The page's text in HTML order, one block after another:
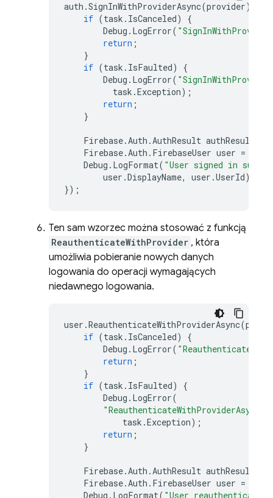
auth .SignInWithProviderAsync(provider).
if (task . IsCanceled)
{
Debug . LogError(
return ;
}
if (task . IsFaulted)
{
Debug . LogError(
task .Exception);
return ;
}
Firebase.Auth .AuthResult authResult
Firebase.Auth . FirebaseUser user =
Debug . LogFormat( "User signed in
user .DisplayName, user .UserId);
});
Ten sam wzorzec można stosować z funkcją
ReauthenticateWithProvider , która
umożliwia pobieranie nowych danych
logowania do operacji wymagających
niedawnego logowania.
user .ReauthenticateWithProviderAsync(
if (task . IsCanceled)
{
Debug . LogError(
return ;
}
if (task . IsFaulted)
{
Debug . LogError(
"ReauthenticateWithProviderAsync
task .Exception);
return ;
}
Firebase.Auth .AuthResult authResult
Firebase.Auth . FirebaseUser user =
Debug . LogFormat( "User